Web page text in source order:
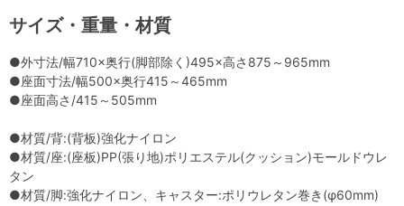
サイズ・重量・材質
●外寸法/幅710×奥行(脚部除く)495×高さ875～965mm
●座面寸法/幅500×奥行415～465mm
●座面高さ/415～505mm
●材質/背:(背板)強化ナイロン
●材質/座:(座板)PP(張り地)ポリエステル(クッション)モールドウレ
タン
●材質/脚:強化ナイロン、キャスター:ポリウレタン巻き(φ60mm)